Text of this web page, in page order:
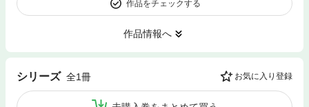
作品をチェックする
作品情報へ
シリーズ 全1冊 お気に入り登録